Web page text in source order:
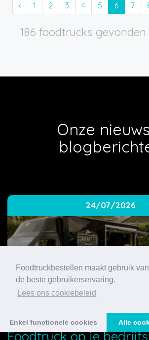
Foodtruckbestellen maakt gebruik
de beste gebruikerservaring.
Lees ons cookiebeleid
Enkel functionele cookies Alle
‹ 1 2 3 4 5 6 7
186 foodtrucks gevonden
Onze
24/07/2026
Foodtruck op je